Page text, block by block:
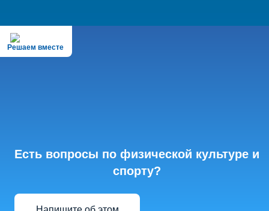
Решаем вместе
Есть вопросы по физической культуре и
спорту?